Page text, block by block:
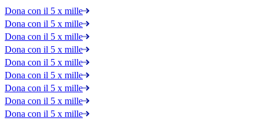
Dona con il 5 x mille
Dona con il 5 x mille
Dona con il 5 x mille
Dona con il 5 x mille
Dona con il 5 x mille
Dona con il 5 x mille
Dona con il 5 x mille
Dona con il 5 x mille
Dona con il 5 x mille